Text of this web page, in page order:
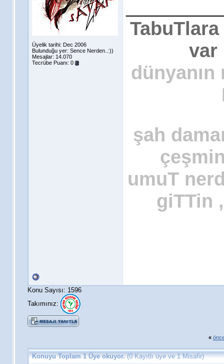
Üyelik tarihi: Dec 2006
Bulunduğu yer: Sence Nerden..:))
Mesajlar: 14.070
Tecrübe Puanı: 0
var
şah
umuT
giTTin
Konu Sayısı: 1596
Takımınız:
«
Konuyu Toplam 1 Üye okuyor.(0 Kayıtlı üye ve 1 Misafir)